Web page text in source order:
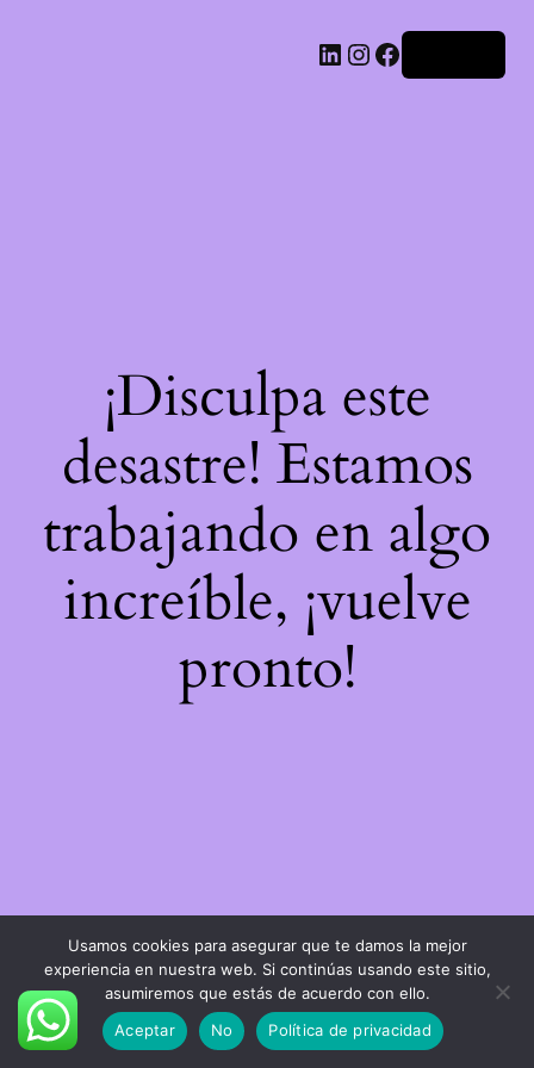
LinkedIn
Instagram
Facebook
¡Disculpa este
desastre! Estamos
trabajando en algo
increíble, ¡vuelve
pronto!
Usamos cookies para asegurar que te damos la mejor
experiencia en nuestra web. Si continúas usando este sitio,
asumiremos que estás de acuerdo con ello.
Aceptar
No Política de privacidad